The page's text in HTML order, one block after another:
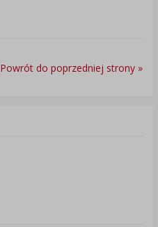
Powrót do poprzedniej strony »